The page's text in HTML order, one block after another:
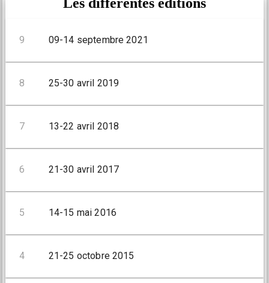
9 09-14 septembre 2021
8 25-30 avril 2019
7 13-22 avril 2018
6 21-30 avril 2017
5 14-15 mai 2016
4 21-25 octobre 2015